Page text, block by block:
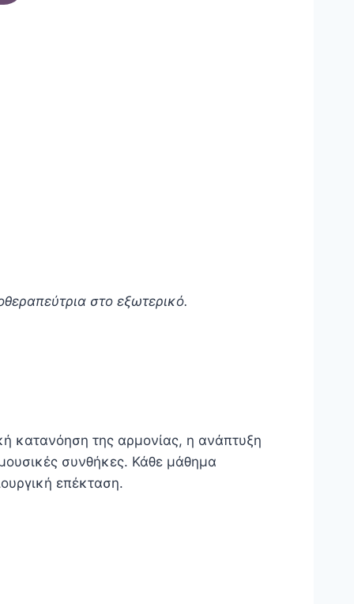
στο εξωτερικό.
κατανόηση της αρμονίας, η ανάπτυξη
συνθήκες. Κάθε μάθημα
επέκταση.